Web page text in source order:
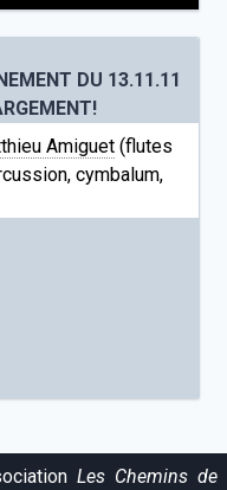
DU 13.11.11
Amiguet (flutes
cymbalum,
Les Chemins de